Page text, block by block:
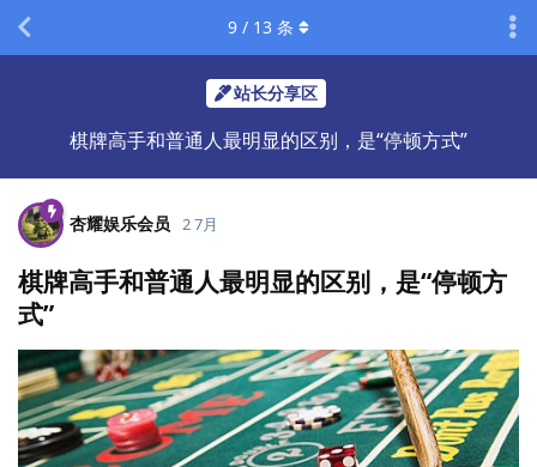
站长分享区
棋牌高手和普通人最明显的区别，是“停顿方式”
9 / 13 条
杏耀娱乐会员 2 7月
棋牌高手和普通人最明显的区别，是“停顿方
式”